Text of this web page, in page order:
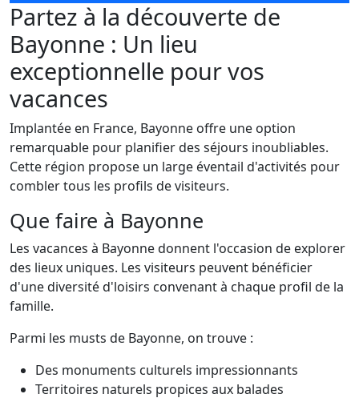
Partez à la découverte de
Bayonne : Un lieu
exceptionnelle pour vos
vacances
Implantée en France, Bayonne offre une option
remarquable pour planifier des séjours inoubliables.
Cette région propose un large éventail d'activités pour
combler tous les profils de visiteurs.
Que faire à Bayonne
Les vacances à Bayonne donnent l'occasion de explorer
des lieux uniques. Les visiteurs peuvent bénéficier
d'une diversité d'loisirs convenant à chaque profil de la
famille.
Parmi les musts de Bayonne, on trouve :
Des monuments culturels impressionnants
Territoires naturels propices aux balades